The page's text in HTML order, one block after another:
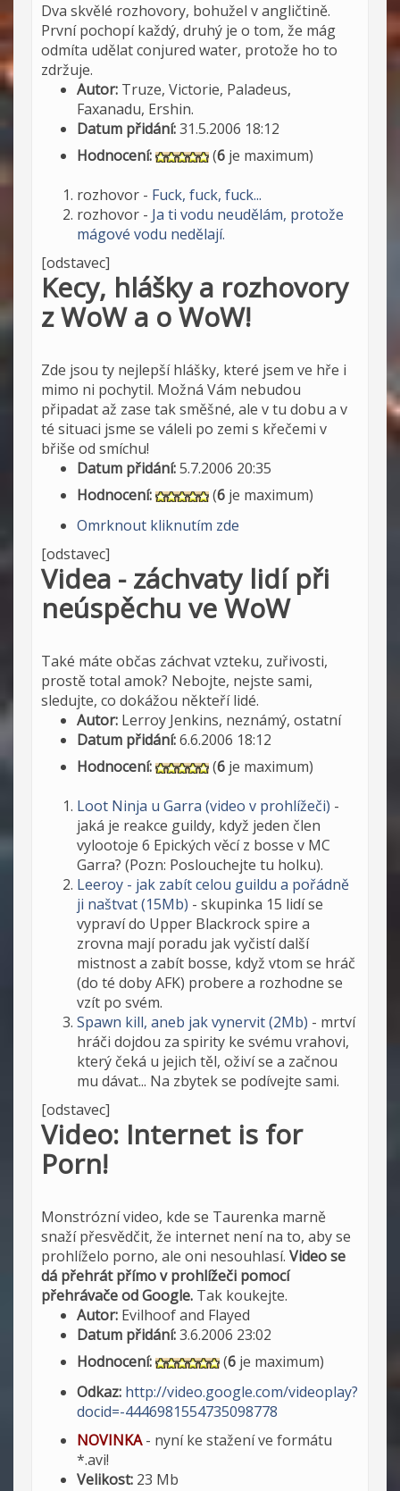
Dva skvělé rozhovory, bohužel v angličtině.
První pochopí každý, druhý je o tom, že mág
odmíta udělat conjured water, protože ho to
zdržuje.
Autor: Truze, Victorie, Paladeus,
Faxanadu, Ershin.
Datum přidání:31.5.2006 18:12
Hodnocení:
(6 je maximum)
rozhovor - Fuck, fuck, fuck...
rozhovor - Ja ti vodu neudělám, protože
mágové vodu nedělají.
[odstavec]
Kecy, hlášky a rozhovory
z WoW a o WoW!
Zde jsou ty nejlepší hlášky, které jsem ve hře i
mimo ni pochytil. Možná Vám nebudou
připadat až zase tak směšné, ale v tu dobu a v
té situaci jsme se váleli po zemi s křečemi v
břiše od smíchu!
Datum přidání:5.7.2006 20:35
Hodnocení:
(6 je maximum)
Omrknout kliknutím zde
[odstavec]
Videa - záchvaty lidí při
neúspěchu ve WoW
Také máte občas záchvat vzteku, zuřivosti,
prostě total amok? Nebojte, nejste sami,
sledujte, co dokážou někteří lidé.
Autor: Lerroy Jenkins, neznámý, ostatní
Datum přidání:6.6.2006 18:12
Hodnocení:
(6 je maximum)
Loot Ninja u Garra (video v prohlížeči) -
jaká je reakce guildy, když jeden člen
vylootoje 6 Epických věcí z bosse v MC
Garra? (Pozn: Poslouchejte tu holku).
Leeroy - jak zabít celou guildu a pořádně
ji naštvat (15Mb) - skupinka 15 lidí se
vypraví do Upper Blackrock spire a
zrovna mají poradu jak vyčistí další
mistnost a zabít bosse, když vtom se hráč
(do té doby AFK) probere a rozhodne se
vzít po svém.
Spawn kill, aneb jak vynervit (2Mb) - mrtví
hráči dojdou za spirity ke svému vrahovi,
který čeká u jejich těl, oživí se a začnou
mu dávat... Na zbytek se podívejte sami.
[odstavec]
Video: Internet is for
Porn!
Monstrózní video, kde se Taurenka marně
snaží přesvědčit, že internet není na to, aby se
prohlíželo porno, ale oni nesouhlasí. Video se
dá přehrát přímo v prohlížeči pomocí
přehrávače od Google. Tak koukejte.
Autor: Evilhoof and Flayed
Datum přidání:3.6.2006 23:02
Hodnocení:
(6 je maximum)
Odkaz: http://video.google.com/videoplay?
docid=-4446981554735098778
NOVINKA- nyní ke stažení ve formátu
*.avi!
Velikost: 23 Mb